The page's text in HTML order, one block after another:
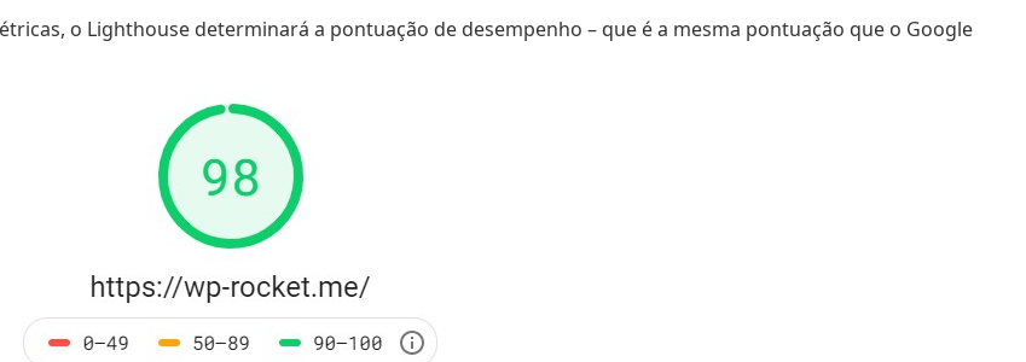
o Lighthouse determinará a pontuação de desempenho – que é a mesma pontuação que o Google